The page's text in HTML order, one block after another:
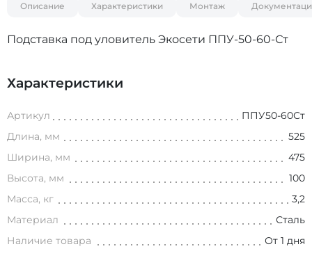
Описание Характеристики Монтаж
Подставка под уловитель Экосети ППУ-50-60-Ст
Характеристики
Артикул
ППУ50-60Ст
Длина, мм
525
Ширина, мм
475
Высота, мм
100
Масса, кг
3,2
Материал
Сталь
Наличие товара
От 1 дня